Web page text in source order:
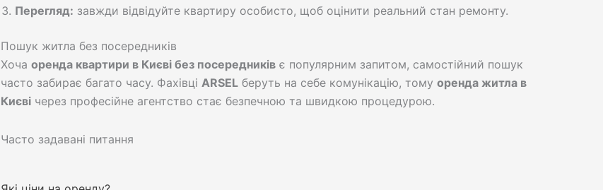
Перегляд: завжди відвідуйте квартиру особисто, щоб оцінити реальний стан ремонту.
Пошук житла без посередників
Хоча оренда квартири в Києві без посередників є популярним запитом, самостійний пошук
часто забирає багато часу. Фахівці ARSEL беруть на себе комунікацію, тому оренда житла в
Києві через професійне агентство стає безпечною та швидкою процедурою.
Часто задавані питання